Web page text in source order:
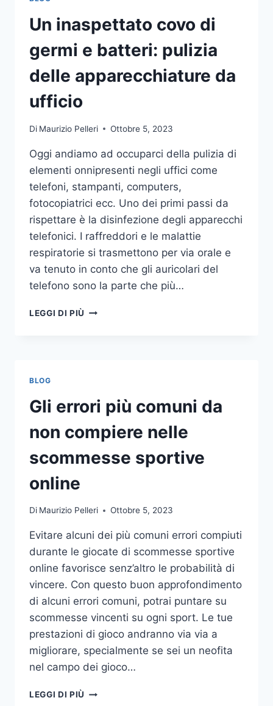
Un inaspettato covo di
germi e batteri: pulizia
delle apparecchiature da
ufficio
Di Maurizio Pelleri Ottobre 5, 2023
Oggi andiamo ad occuparci della pulizia di
elementi onnipresenti negli uffici come
telefoni, stampanti, computers,
fotocopiatrici ecc. Uno dei primi passi da
rispettare è la disinfezione degli apparecchi
telefonici. I raffreddori e le malattie
respiratorie si trasmettono per via orale e
va tenuto in conto che gli auricolari del
telefono sono la parte che più…
LEGGI DI PIÙ UN
PULIZIA
DELLE
APPARECCHIATURE
DA
BLOG
Gli errori più comuni da
non compiere nelle
scommesse sportive
online
Di Maurizio Pelleri Ottobre 5, 2023
Evitare alcuni dei più comuni errori compiuti
durante le giocate di scommesse sportive
online favorisce senz’altro le probabilità di
vincere. Con questo buon approfondimento
di alcuni errori comuni, potrai puntare su
scommesse vincenti su ogni sport. Le tue
prestazioni di gioco andranno via via a
migliorare, specialmente se sei un neofita
nel campo dei gioco…
LEGGI DI PIÙ GLI